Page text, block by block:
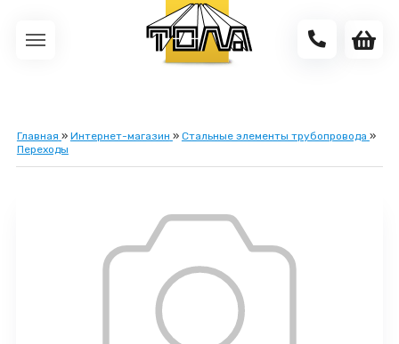
Главная » Интернет-магазин » Стальные элементы трубопровода »
Переходы